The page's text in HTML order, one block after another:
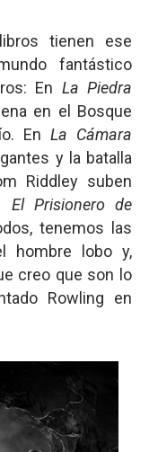
tienen ese
fantástico
En La Piedra
en el Bosque
EnLa Cámara
y la batalla
Riddley suben
El Prisionero de
tenemos las
hombre lobo y,
creo que son lo
Rowling en